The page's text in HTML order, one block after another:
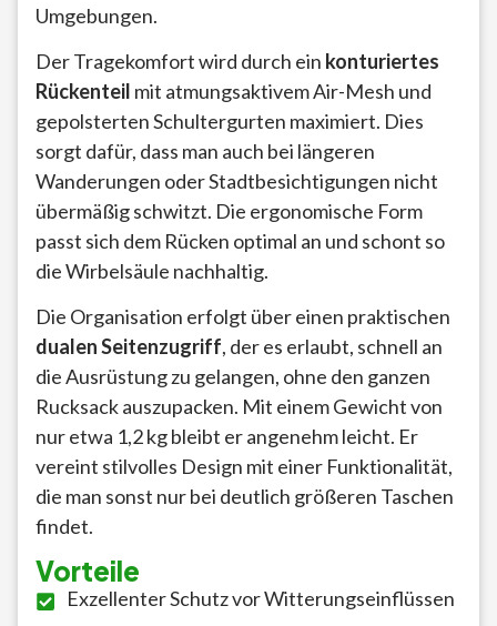
Umgebungen.
Der Tragekomfort wird durch ein konturiertes
Rückenteil mit atmungsaktivem Air-Mesh und
gepolsterten Schultergurten maximiert. Dies
sorgt dafür, dass man auch bei längeren
Wanderungen oder Stadtbesichtigungen nicht
übermäßig schwitzt. Die ergonomische Form
passt sich dem Rücken optimal an und schont so
die Wirbelsäule nachhaltig.
Die Organisation erfolgt über einen praktischen
dualen Seitenzugriff, der es erlaubt, schnell an
die Ausrüstung zu gelangen, ohne den ganzen
Rucksack auszupacken. Mit einem Gewicht von
nur etwa 1,2 kg bleibt er angenehm leicht. Er
vereint stilvolles Design mit einer Funktionalität,
die man sonst nur bei deutlich größeren Taschen
findet.
Vorteile
Exzellenter Schutz vor Witterungseinflüssen